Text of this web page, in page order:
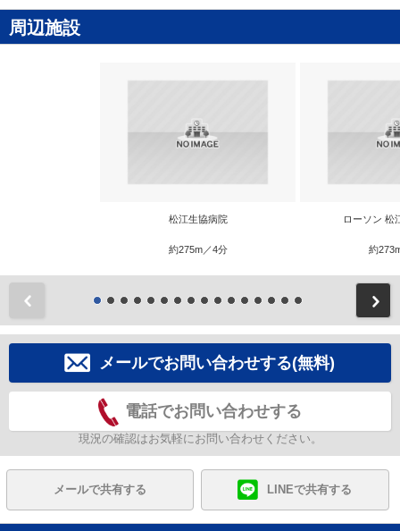
周辺施設
松江生協病院
約275m／4分
ローソン 松
約
メールでお問い合わせする(無料)
電話でお問い合わせする
現況の確認はお気軽にお問い合わせください。
メールで共有する LINEで共有する